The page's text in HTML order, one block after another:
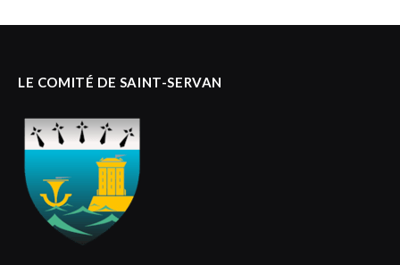
LE COMITÉ DE SAINT-SERVAN